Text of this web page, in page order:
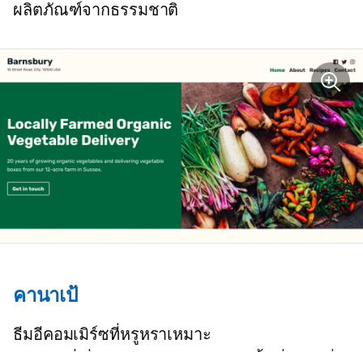
ผลิตภัณฑ์จากธรรมชาติ
คานาเป้
ธีมอีคอมเมิร์ซที่หรูหราเหมาะ